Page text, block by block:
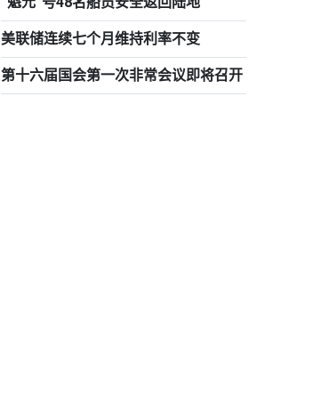
美联储连续七个月维持利率不变
第十六届国会第一次非常会议即将召开